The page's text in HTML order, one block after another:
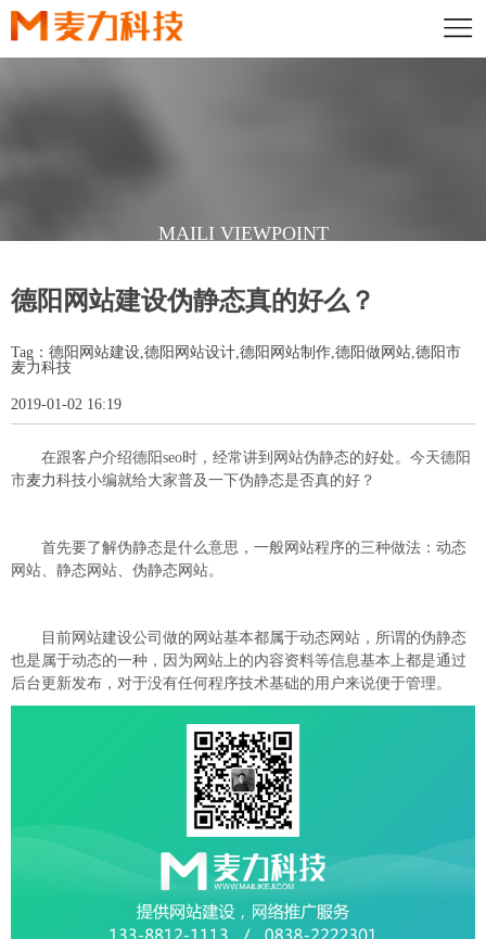
MAILI VIEWPOINT
的地为设计而设计的做法
德阳网站建设伪静态真的好么？
Tag：德阳网站建设,德阳网站设计,德阳网站制作,德阳做网站,德阳市
麦力科技
2019-01-02 16:19
在跟客户介绍德阳seo时，经常讲到网站伪静态的好处。今天德阳
市麦力科技小编就给大家普及一下伪静态是否真的好？
首先要了解伪静态是什么意思，一般网站程序的三种做法：动态
网站、静态网站、伪静态网站。
目前网站建设公司做的网站基本都属于动态网站，所谓的伪静态
也是属于动态的一种，因为网站上的内容资料等信息基本上都是通过
后台更新发布，对于没有任何程序技术基础的用户来说便于管理。